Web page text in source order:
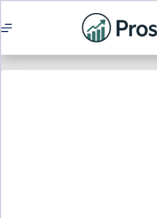
contenu